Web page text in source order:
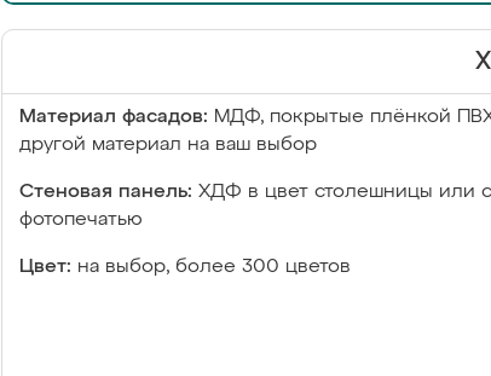
Материал фасадов: МДФ, покрытые плёнкой
другой материал на ваш выбор
Стеновая панель: ХДФ в цвет столешницы или с
фотопечатью
Цвет: на выбор, более 300 цветов